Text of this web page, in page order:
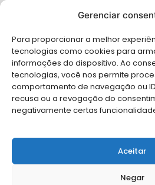
Gerenciar
Para proporcionar a melhor
tecnologias como cookies para
informações do dispositivo. Ao
tecnologias, você nos permite
comportamento de navegação ou
recusa ou a revogação do
negativamente certas
Aceitar
Negar
AGENDA
FILIADAS
LGPD
FALE
Solicite Apoio Institucional da